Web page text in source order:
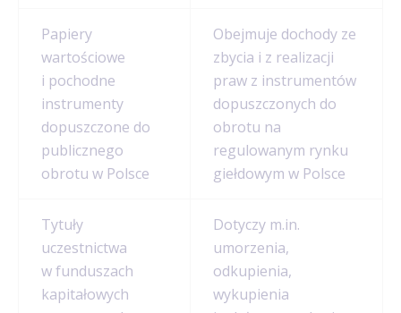
Papiery
wartościowe
i pochodne
instrumenty
dopuszczone do
publicznego
obrotu w Polsce
Obejmuje dochody ze
zbycia i z realizacji
praw z instrumentów
dopuszczonych do
obrotu na
regulowanym rynku
giełdowym w Polsce
Tytuły
uczestnictwa
w funduszach
kapitałowych
Dotyczy m.in.
umorzenia,
odkupienia,
wykupienia